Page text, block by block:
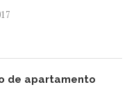
de apartamento